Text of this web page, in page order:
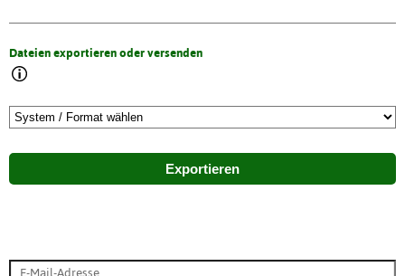
Dateien exportieren oder versenden
Exportieren